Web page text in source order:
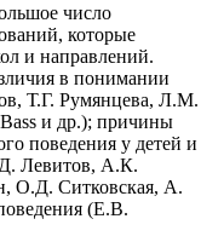
число
которые
и направлений.
в понимании
Т.Г. Румянцева, Л.М.
и др.); причины
поведения у детей и
Левитов, А.К.
О.Д. Ситковская, A.
(Е.В.